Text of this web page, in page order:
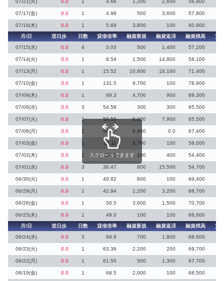
07/17(金) 0.0 1 4.98 500 3,600 57,800
07/16(木) 0.0 1 5.69 3,800 100
60,900
月/日
逆日歩 日数 貸借倍率 融資新規 融資返済 融資残高
貸
07/15(水)
0.0 4 3.03 500 1,400 57,200
07/14(火) 0.0 1 8.54 1,500 14,800 58,100
07/13(月) 0.0 1 15.52 10,600 18,100 71,400
07/10(金) 0.0 1 131.5 9,700 100 78,900
07/09(木) 0.0 1 69.3 4,700 900 69,300
07/08(水) 0.0 3 54.58 300 300 65,500
07/07(火) 0.0 1 59.55 6,000 7,900 65,500
07/06(月) 0.0 1 56.17 9,400 0.0 67,400
07/03(金) 0.0 1 16.11 3,700 100 58,000
07/02(木) 0.0 1 34.0 100 400 54,400
07/01(水) 0.0 3 36.47 800 15,500 54,700
06/30(火) 0.0 1 40.82 800 100 69,400
06/29(月) 0.0 1 42.94 1,200 3,200 68,700
06/26(金) 0.0 1 50.5 3,600 1,500 70,700
06/25(木) 0.0 1 49.0 100 100
68,600
月/日
逆日歩 日数 貸借倍率 融資新規 融資返済 融資残高
貸
06/24(水)
0.0 3 68.6 700 1,800 68,600
06/23(火) 0.0 1 63.36 2,200 200 69,700
06/22(月) 0.0 1 61.55 500 1,300 67,700
06/19(金) 0.0 1 68.5 2,000 100 68,500
スクロールできます